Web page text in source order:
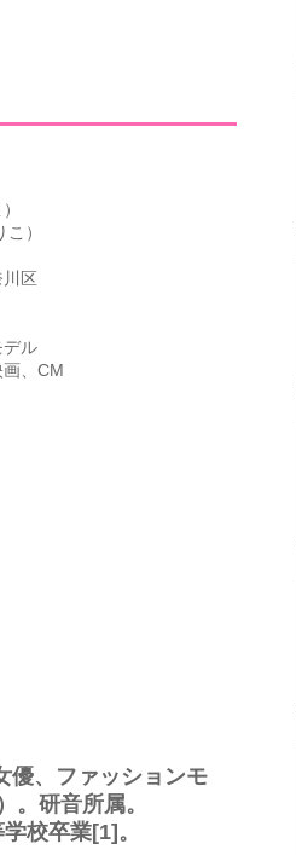
）
区
デル
、CM
優、ファッションモ
。研音所属。
校卒業[1]。